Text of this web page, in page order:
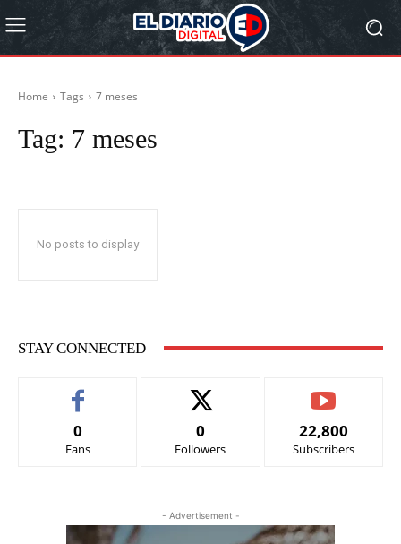
Home Tags 7 meses
Tag: 7 meses
No posts to display
STAY CONNECTED
0
Fans
0
Followers
22,800
Subscribers
- Advertisement -